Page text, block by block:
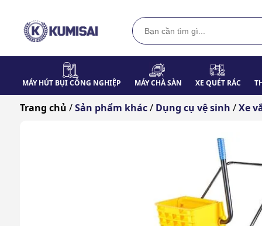
MÁY HÚT BỤI CÔNG NGHIỆP MÁY CHÀ SÀN XE QUÉT RÁC
Trang chủ / Sản phẩm khác / Dụng cụ vệ sinh / Xe